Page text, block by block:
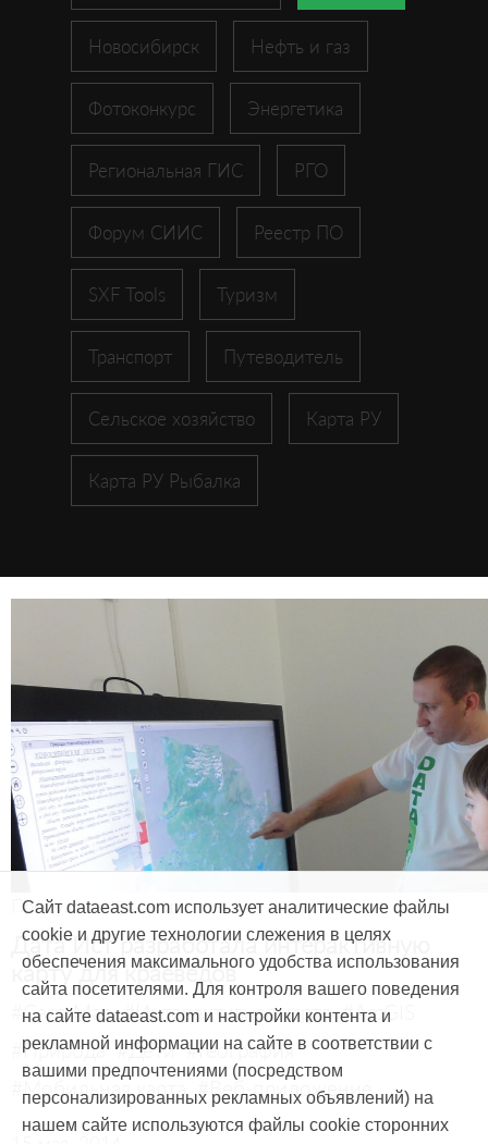
Новосибирск Нефть и газ
Фотоконкурс Энергетика
Региональная ГИС РГО
Форум СИИС Реестр ПО
SXF Tools Туризм
Транспорт Путеводитель
Сельское хозяйство Карта РУ
Карта РУ Рыбалка
Продукты и услуги
Дата Ист разработала интерактивную
карту для краеведов
#CarryMap #Интерактивная карта #ArcGIS
#Природа #Дети #География
#Мобильная карта #Веб-приложение
Сайт dataeast.com использует аналитические файлы
cookie и другие технологии слежения в целях
обеспечения максимального удобства использования
сайта посетителями. Для контроля вашего поведения
на сайте dataeast.com и настройки контента и
рекламной информации на сайте в соответствии с
вашими предпочтениями (посредством
персонализированных рекламных объявлений) на
нашем сайте используются файлы cookie сторонних